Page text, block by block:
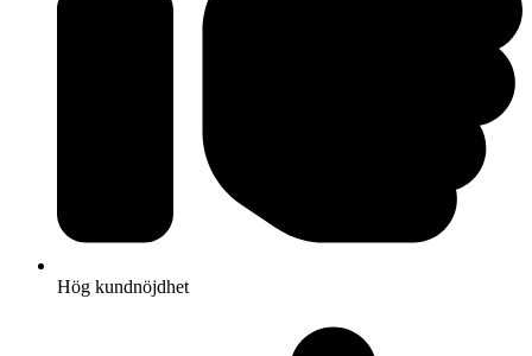
Hög kundnöjdhet